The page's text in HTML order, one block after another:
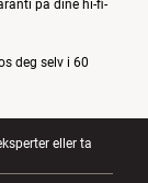
på dine hi-fi-
deg selv i 60
eller ta